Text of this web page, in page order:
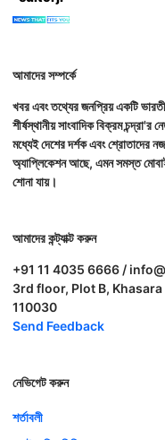
আমাদের সম্পর্কে
খবর এবং তথ্যের জনপ্রিয় একটি
শীর্ষস্থানীয় সাংবাদিক বিক্রম
মধ্যেই দেশের দর্শক এবং শ্রোতাদের
অ্যাপ্লিকেশন আছে, এমন সমস্ত
শোনা যায়।
আমাদের কন্ট্যাক্ট করুন
+91 11 4035 6666 /
3rd floor, Plot B,
110030
Send Feedback
নেভিগেট করুন
শর্তাবলী